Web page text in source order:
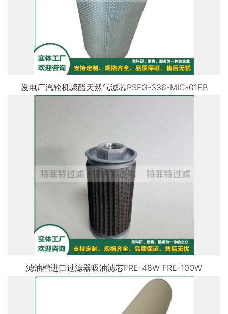
发电厂汽轮机聚酯天然气滤芯PSFG-336-MIC-01EB
滤油槽进口过滤器吸油滤芯FRE-48W FRE-100W